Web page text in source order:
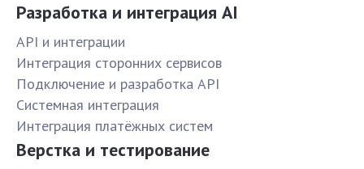
Разработка и интеграция AI
API и интеграции
Интеграция сторонних сервисов
Подключение и разработка API
Системная интеграция
Интеграция платёжных систем
Верстка и тестирование